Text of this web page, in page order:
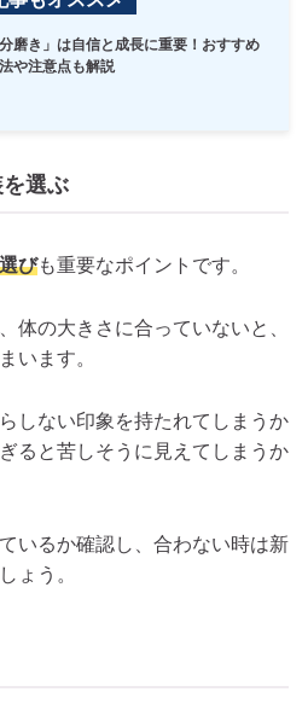
分磨き」は自信と成長に重要！おすすめ
や注意点も解説
選ぶ
びも重要なポイントです。
体の大きさに合っていないと、
います。
しない印象を持たれてしまうか
ると苦しそうに見えてしまうか
いるか確認し、合わない時は新
ょう。